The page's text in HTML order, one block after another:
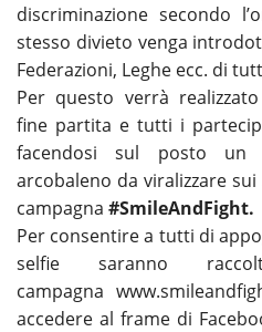
discriminazione secondo
stesso divieto venga
Federazioni, Leghe ecc. di
Per questo verrà
fine partita e tutti i
facendosi sul posto
arcobaleno da viralizzare
campagna #SmileAndFight.
Per consentire a tutti di
selfie saranno
campagna
accedere al frame di